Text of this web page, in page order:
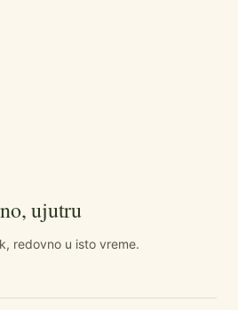
ujutru
redovno u isto vreme.